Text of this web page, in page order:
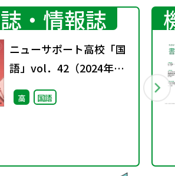
・情報誌
ニューサポート高校「国
語」vol．42（2024年秋
号）
高 国語